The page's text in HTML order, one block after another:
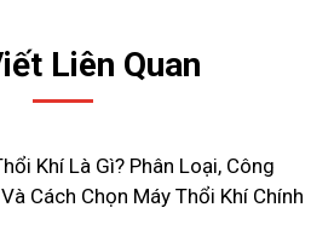
và vừa. Nhìn chung các loại
dễ lắp đặt vận hành. Cũng
hiện các nhiệm vụ như
đồng nhất kiểm soát mùi, oxi
Liên Quan
Khí Là Gì? Phân Loại, Công
Cách Chọn Máy Thổi Khí Chính